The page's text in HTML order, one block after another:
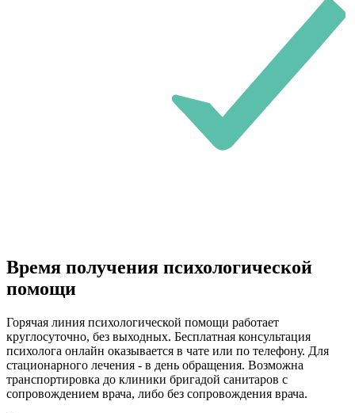
Время получения психологической
помощи
Горячая линия психологической помощи работает
круглосуточно, без выходных. Бесплатная консультация
психолога онлайн оказывается в чате или по телефону. Для
стационарного лечения - в день обращения. Возможна
транспортировка до клиники бригадой санитаров с
сопровождением врача, либо без сопровождения врача.